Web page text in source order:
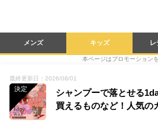
メンズ キッズ レ
本ページはプロモーション
最終更新日：2026/08/01
決定
シャンプーで落とせる
買えるものなど！人気の